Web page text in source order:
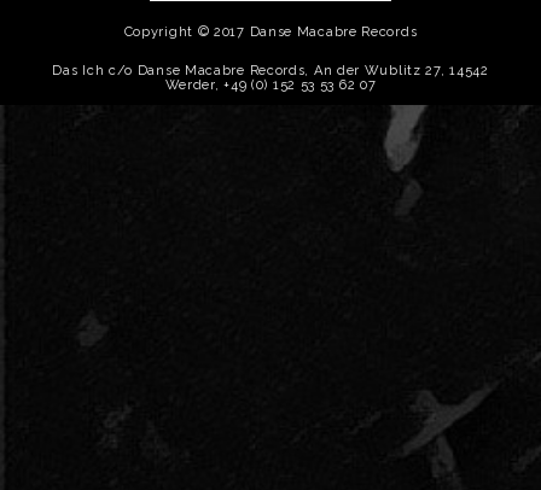
Copyright © 2017 Danse Macabre Records
Das Ich c/o Danse Macabre Records, An der Wublitz 27, 14542
Werder, +49 (0) 152 53 53 62 07